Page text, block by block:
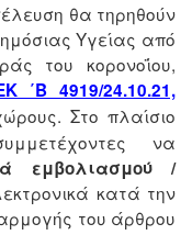
θα τηρηθούν
Υγείας από
του κορονοΐου,
΄Β 4919/24.10.21,
Στο πλαίσιο
να
εμβολιασμού /
κατά την
του άρθρου